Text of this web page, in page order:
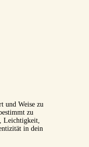
und Weise zu
zu
Leichtigkeit,
in dein